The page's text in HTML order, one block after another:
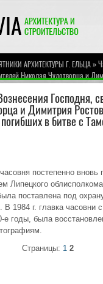
АРХИТЕКТУРЫ Г. ЕЛЬЦА»
Николая Чудотворца и
Господня,
и Димитрия
в битве с
постепенно вновь
Липецкого
поставлена под
В 1984 г. главка часовни
е годы, была
Страницы: 1 2